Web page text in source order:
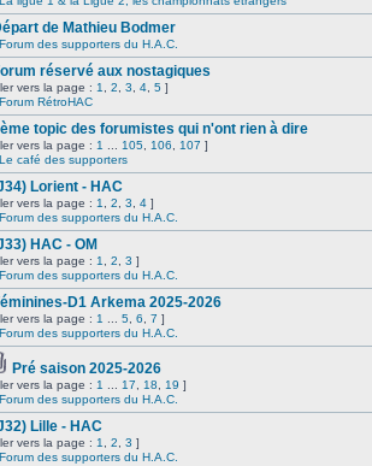
de Mathieu Bodmer
Forum des supporters du H.A.C.
réservé aux nostagiques
vers la page : 1 2 3 4 5 ]
Forum RétroHAC
topic des forumistes qui n'ont rien à dire
vers la page : 1 105 106 107 ]
Le café des supporters
Lorient - HAC
vers la page : 1 2 3 4 ]
Forum des supporters du H.A.C.
HAC - OM
vers la page : 1 2 3 ]
Forum des supporters du H.A.C.
D1 Arkema 2025-2026
vers la page : 1 5 6 7 ]
Forum des supporters du H.A.C.
Pré saison 2025-2026
vers la page : 1 17 18 19 ]
Forum des supporters du H.A.C.
Lille - HAC
vers la page : 1 2 3 ]
Forum des supporters du H.A.C.